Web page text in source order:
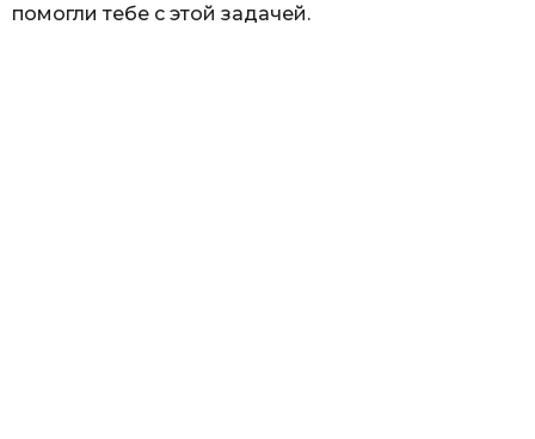
помогли тебе с этой задачей.